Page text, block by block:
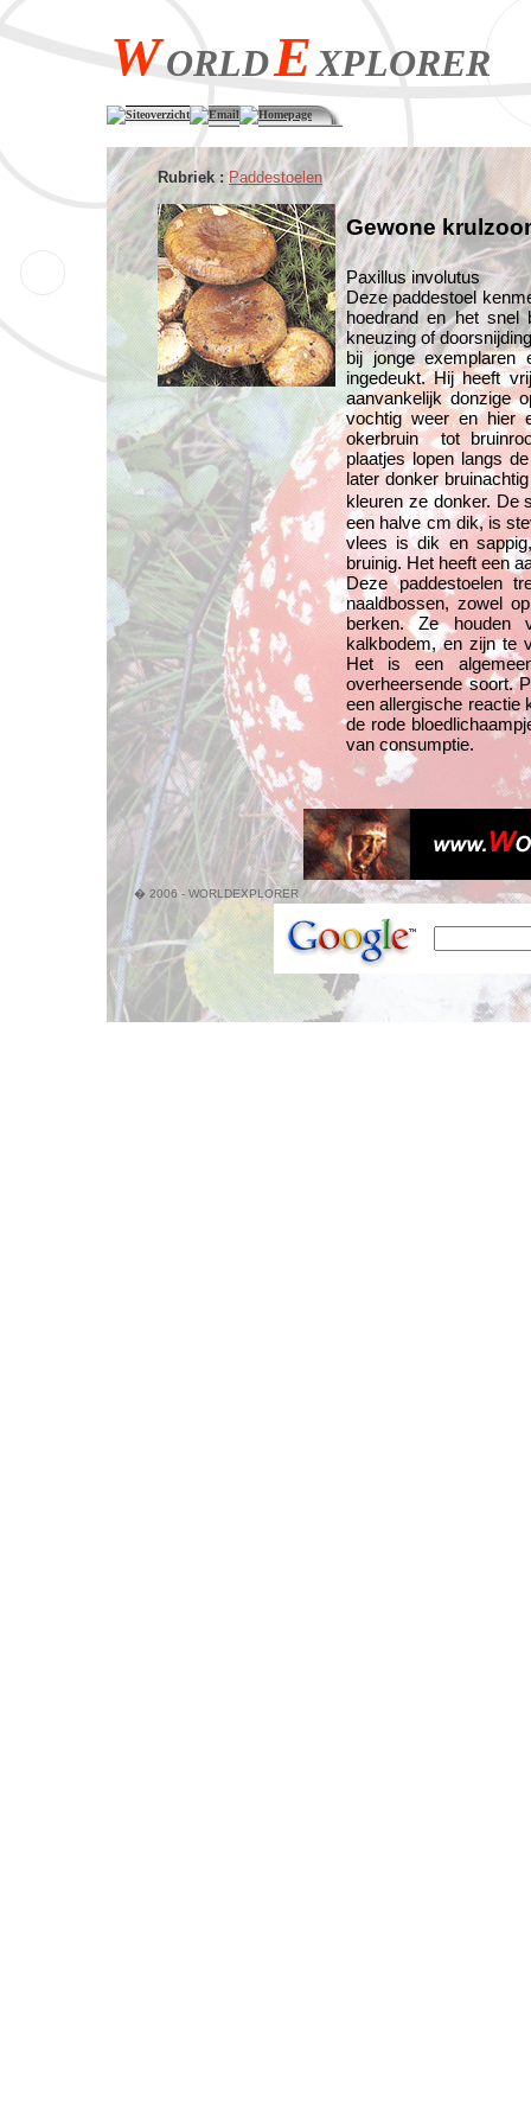
WORLDEXPLORER
Siteoverzicht Email Homepage
Rubriek : Paddestoelen
Gewone
Paxillus involutus
Deze paddestoel
hoedrand en het
kneuzing of
bij jonge
ingedeukt. Hij heeft
aanvankelijk donzige
vochtig weer en hier
okerbruin tot
plaatjes lopen langs
later donker
kleuren ze donker.
een halve cm dik, is
vlees is dik en
bruinig. Het heeft een
Deze paddestoelen
naaldbossen, zowel
berken. Ze houden
kalkbodem, en zijn te
Het is een
overheersende soort.
een allergische reactie
de rode
van consumptie.
� 2006 - WORLDEXPLORER